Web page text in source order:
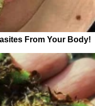
From Your Body!